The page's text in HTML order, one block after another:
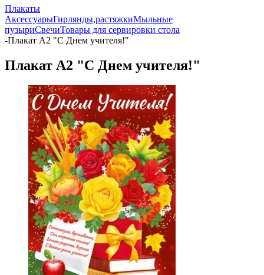
Плакаты
АксессуарыГирлянды,растяжкиМыльные
пузыриСвечиТовары для сервировки стола
-Плакат А2 "С Днем учителя!"
Плакат А2 "С Днем учителя!"